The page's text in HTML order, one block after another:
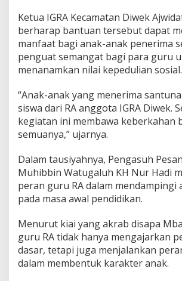
Ketua IGRA Kecamatan Diwek
berharap bantuan tersebut dapat
manfaat bagi anak-anak penerima
penguat semangat bagi para guru
menanamkan nilai kepedulian sosial.
“Anak-anak yang menerima
siswa dari RA anggota IGRA Diwek.
kegiatan ini membawa keberkahan
semuanya,” ujarnya.
Dalam tausiyahnya, Pengasuh
Muhibbin Watugaluh KH Nur Hadi
peran guru RA dalam mendampingi
pada masa awal pendidikan.
Menurut kiai yang akrab disapa
guru RA tidak hanya mengajarkan
dasar, tetapi juga menjalankan
dalam membentuk karakter anak.